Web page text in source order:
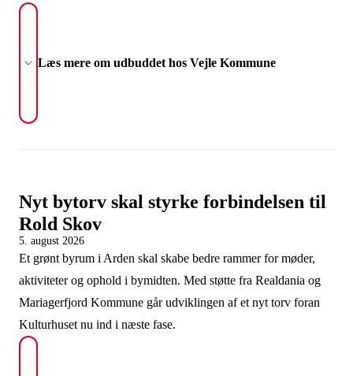
Læs mere om udbuddet hos Vejle Kommune
Nyt bytorv skal styrke forbindelsen til
Rold Skov
5. august 2026
Et grønt byrum i Arden skal skabe bedre rammer for møder,
aktiviteter og ophold i bymidten. Med støtte fra Realdania og
Mariagerfjord Kommune går udviklingen af et nyt torv foran
Kulturhuset nu ind i næste fase.